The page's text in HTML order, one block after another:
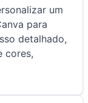
um
para
detalhado,
cores,